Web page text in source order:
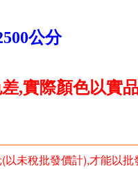
公分
,實際顏色以實
以未稅批發價計),才能以批